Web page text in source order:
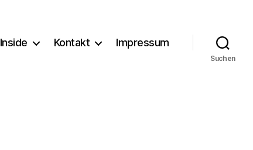
Inside Kontakt Impressum
Suchen